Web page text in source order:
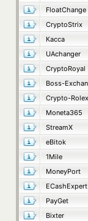
FloatChange
CryptoStrix
Касса
UAchanger
CryptoRoyal
Boss-
Crypto-Rolex
Moneta365
StreamX
eBitok
1Mile
MoneyPort
ECashExpert
PayGet
Bixter